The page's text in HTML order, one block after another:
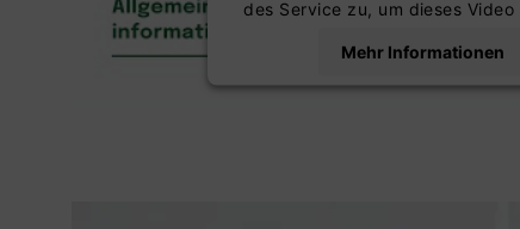
des Service zu, um dieses Video
Mehr Informationen